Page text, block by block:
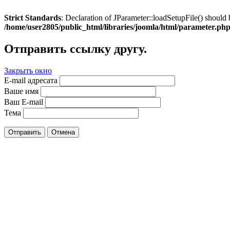
Strict Standards: Declaration of JParameter::loadSetupFile()
/home/user2805/public_html/libraries/joomla/html/parameter.php
Отправить ссылку другу.
Закрыть окно
E-mail адресата
Ваше имя
Ваш E-mail
Тема
Отправить Отмена